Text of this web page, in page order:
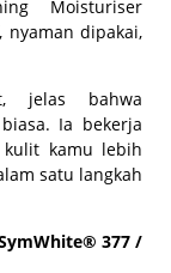
Moisturiser
nyaman dipakai,
jelas bahwa
Ia bekerja
kamu lebih
satu langkah
377 /